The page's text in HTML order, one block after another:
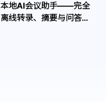
本地AI会议助手——完全
离线转录、摘要与问答，